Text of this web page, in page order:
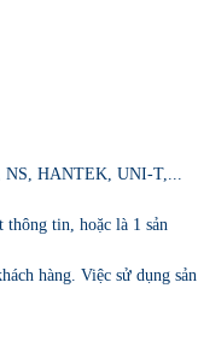
NS, HANTEK, UNI-T,...
tin, hoặc là 1 sản
hàng. Việc sử dụng sản